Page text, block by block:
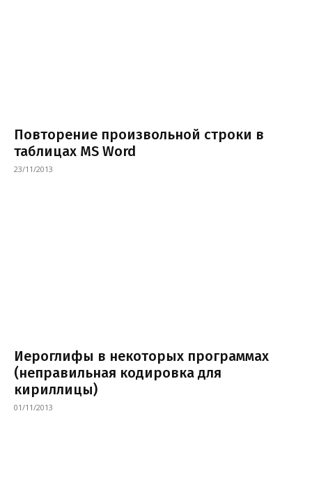
Повторение произвольной строки в
таблицах MS Word
23/11/2013
Иероглифы в некоторых программах
(неправильная кодировка для
кириллицы)
01/11/2013